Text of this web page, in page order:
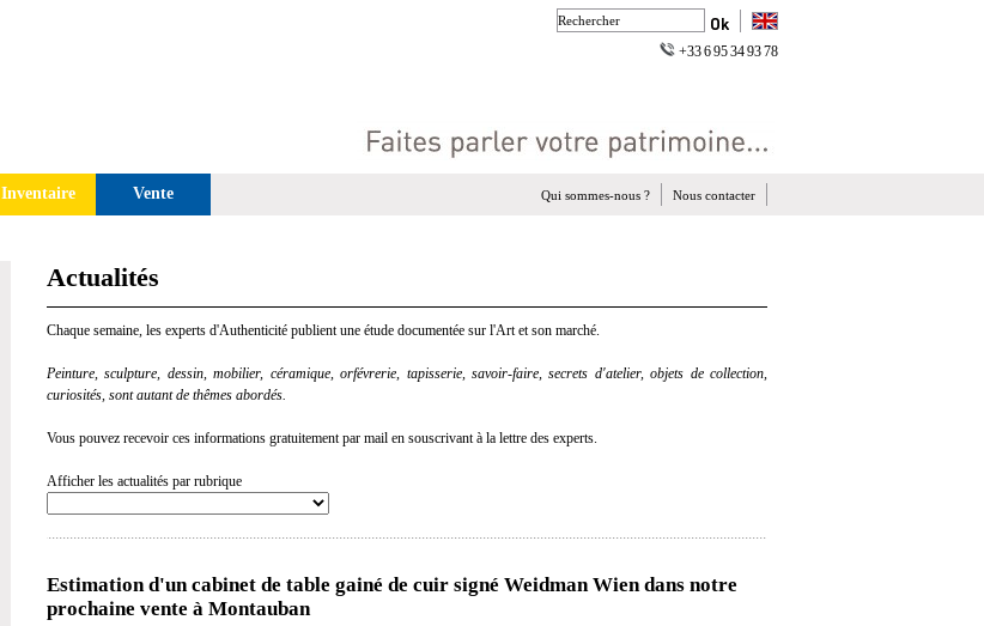
+33 6 95 34 93 78
Inventaire Vente Nous contacter
Qui sommes-nous ?
Actualités
Chaque semaine, les experts d'Authenticité publient une étude documentée sur l'Art et son marché.
Peinture, sculpture, dessin, mobilier, céramique, orfévrerie, tapisserie, savoir-faire, secrets d'atelier, objets de collection,
curiosités, sont autant de thêmes abordés.
Vous pouvez recevoir ces informations gratuitement par mail en souscrivant à la lettre des experts.
Afficher les actualités par rubrique
Estimation d'un cabinet de table gainé de cuir signé Weidman Wien dans notre
prochaine vente à Montauban